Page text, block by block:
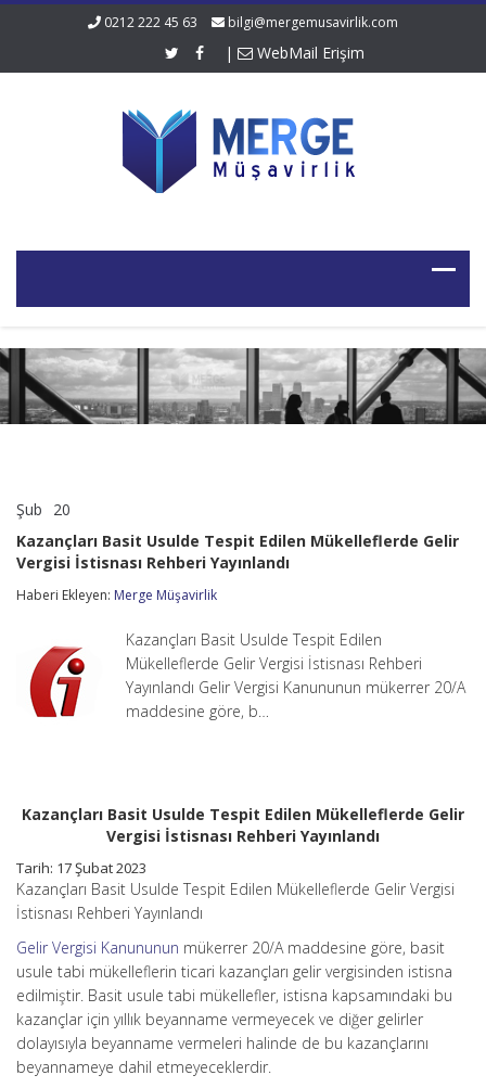
0212 222 45 63 bilgi@mergemusavirlik.com
| WebMail Erişim
Şub 20
Usulde
Tespit
Mükelleflerde
Vergisi
İstisnası
Rehberi
Yayınlandı
Kazançları Basit Usulde Tespit Edilen Mükelleflerde Gelir
Vergisi İstisnası Rehberi Yayınlandı
Haberi Ekleyen: Merge Müşavirlik
Kazançları Basit Usulde Tespit Edilen
Mükelleflerde Gelir Vergisi İstisnası Rehberi
Yayınlandı Gelir Vergisi Kanununun mükerrer 20/A
maddesine göre, b…
Kazançları Basit Usulde Tespit Edilen Mükelleflerde Gelir
Vergisi İstisnası Rehberi Yayınlandı
Tarih: 17 Şubat 2023
Kazançları Basit Usulde Tespit Edilen Mükelleflerde Gelir Vergisi
İstisnası Rehberi Yayınlandı
Gelir Vergisi Kanununun mükerrer 20/A maddesine göre, basit
usule tabi mükelleflerin ticari kazançları gelir vergisinden istisna
edilmiştir. Basit usule tabi mükellefler, istisna kapsamındaki bu
kazançlar için yıllık beyanname vermeyecek ve diğer gelirler
dolayısıyla beyanname vermeleri halinde de bu kazançlarını
beyannameye dahil etmeyeceklerdir.